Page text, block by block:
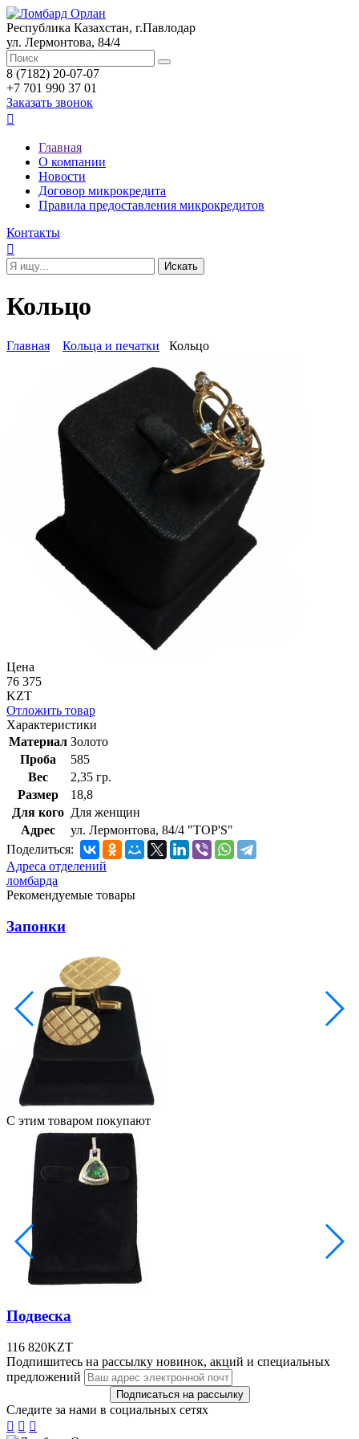
Республика Казахстан, г.Павлодар
ул. Лермонтова, 84/4
8 (7182) 20-07-07
+7 701 990 37 01
Заказать звонок

Главная
О компании
Новости
Договор микрокредита
Правила предоставления микрокредитов
Контакты

Кольцо
Главная Кольца и печатки Кольцо
Цена
76 375
KZT
Отложить товар
Характеристики
Материал Золото
Проба
585
Вес
2,35 гр.
Размер
18,8
Для кого Для женщин
Адрес
ул. Лермонтова, 84/4 "TOP'S"
Поделиться:
Адреса отделений
ломбарда
Рекомендуемые товары
Запонки
С этим товаром покупают
Подвеска
116 820KZT
Подпишитесь на рассылку новинок, акций и специальных
предложений
Следите за нами в социальных сетях
  